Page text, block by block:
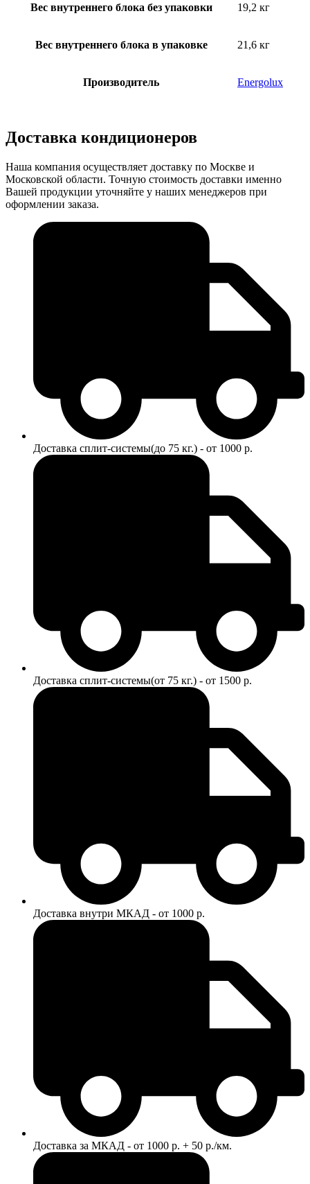
Вес внутреннего блока без упаковки 19,2 кг
Вес внутреннего блока в упаковке 21,6 кг
Производитель Energolux
Доставка кондиционеров
Наша компания осуществляет доставку по Москве и
Московской области. Точную стоимость доставки именно
Вашей продукции уточняйте у наших менеджеров при
оформлении заказа.
Доставка сплит-системы(до 75 кг.) - от 1000 р.
Доставка сплит-системы(от 75 кг.) - от 1500 р.
Доставка внутри МКАД - от 1000 р.
Доставка за МКАД - от 1000 р. + 50 р./км.